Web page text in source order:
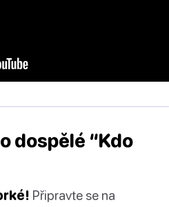
dospělé “Kdo
Připravte se na